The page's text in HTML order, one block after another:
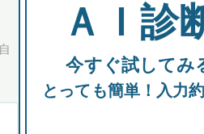
ＡＩ診
今すぐ試してみ
とっても簡単！入力